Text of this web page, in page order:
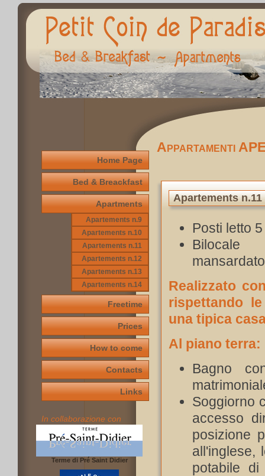
Home Page
Bed & Breackfast
Apartments
Apartements n.9
Apartements n.10
Apartements n.11
Apartements n.12
Apartements n.13
Apartements n.14
Freetime
Prices
How to come
Contacts
Links
In collaborazione con
Terme di Pré Saint Didier
Appartamenti
Apartements
Posti letto 5
Realizzato
rispettando
una tipica
Al piano terra:
Bagno
Soggiorno
accesso
posizione
all'inglese,
potabile